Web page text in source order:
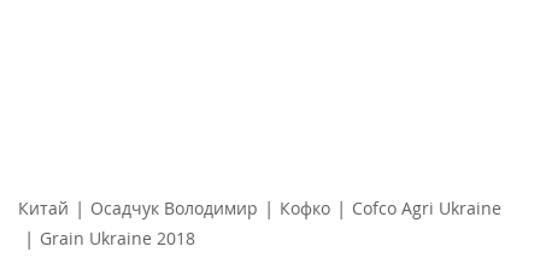
Китай | Осадчук Володимир | Кофко | Cofco Agri Ukraine
| Grain Ukraine 2018